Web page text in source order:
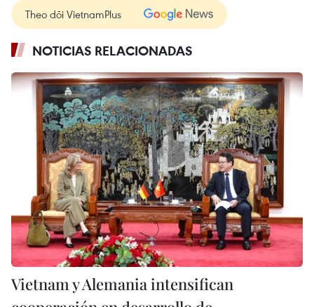
Theo dõi VietnamPlus
NOTICIAS RELACIONADAS
Vietnam y Alemania intensifican